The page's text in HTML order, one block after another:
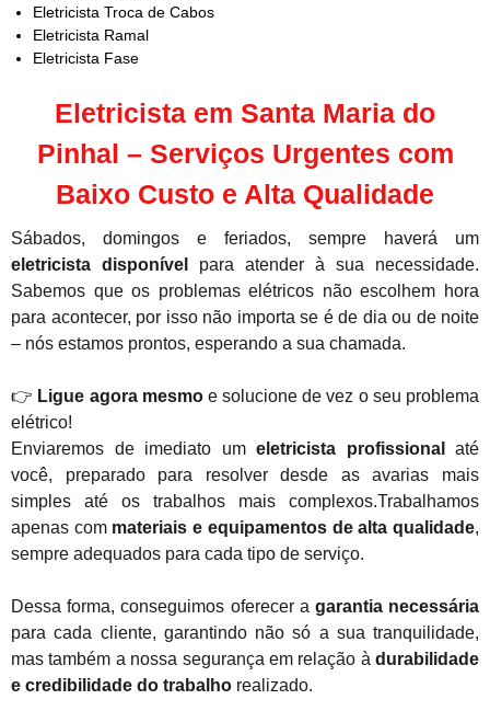
Eletricista Troca de Cabos
Eletricista Ramal
Eletricista Fase
Eletricista em Santa Maria do
Pinhal – Serviços Urgentes com
Baixo Custo e Alta Qualidade
Sábados, domingos e feriados, sempre haverá um
eletricista disponível
para atender à sua necessidade.
Sabemos que os problemas elétricos não escolhem hora
para acontecer, por isso não importa se é de dia ou de noite
– nós estamos prontos, esperando a sua chamada.
👉 Ligue agora mesmoe solucione de vez o seu problema
elétrico!
Enviaremos de imediato um eletricista profissional
até
você, preparado para resolver desde as avarias mais
simples até os trabalhos mais complexos.Trabalhamos
apenas com materiais e equipamentos de alta qualidade,
sempre adequados para cada tipo de serviço.
Dessa forma, conseguimos oferecer a garantia necessária
para cada cliente, garantindo não só a sua tranquilidade,
mas também a nossa segurança em relação à durabilidade
e credibilidade do trabalho realizado.